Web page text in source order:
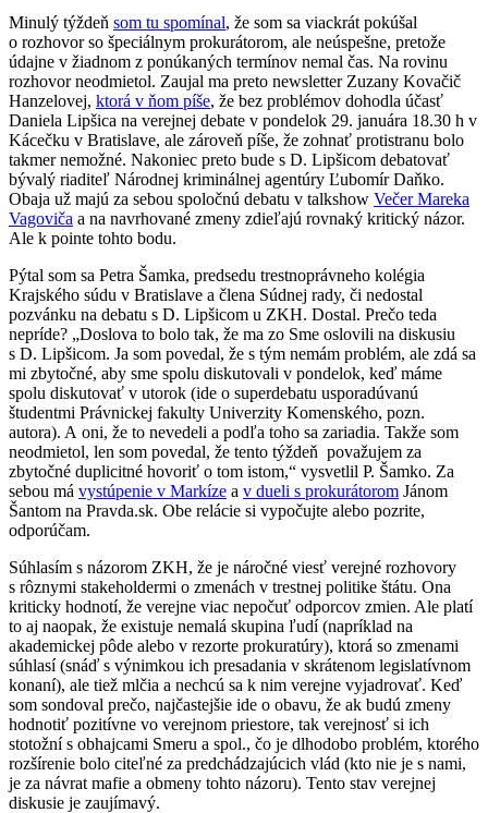
Minulý týždeň som tu spomínal, že som sa viackrát pokúšal
o rozhovor so špeciálnym prokurátorom, ale neúspešne, pretože
údajne v žiadnom z ponúkaných termínov nemal čas. Na rovinu
rozhovor neodmietol. Zaujal ma preto newsletter Zuzany Kovačič
Hanzelovej, ktorá v ňom píše, že bez problémov dohodla účasť
Daniela Lipšica na verejnej debate v pondelok 29. januára 18.30 h v
Kácečku v Bratislave, ale zároveň píše, že zohnať protistranu bolo
takmer nemožné. Nakoniec preto bude s D. Lipšicom debatovať
bývalý riaditeľ Národnej kriminálnej agentúry Ľubomír Daňko.
Obaja už majú za sebou spoločnú debatu v talkshow Večer Mareka
Vagoviča a na navrhované zmeny zdieľajú rovnaký kritický názor.
Ale k pointe tohto bodu.
Pýtal som sa Petra Šamka, predsedu trestnoprávneho kolégia
Krajského súdu v Bratislave a člena Súdnej rady, či nedostal
pozvánku na debatu s D. Lipšicom u ZKH. Dostal. Prečo teda
nepríde? „Doslova to bolo tak, že ma zo Sme oslovili na diskusiu
s D. Lipšicom. Ja som povedal, že s tým nemám problém, ale zdá sa
mi zbytočné, aby sme spolu diskutovali v pondelok, keď máme
spolu diskutovať v utorok (ide o superdebatu usporadúvanú
študentmi Právnickej fakulty Univerzity Komenského, pozn.
autora). A oni, že to nevedeli a podľa toho sa zariadia. Takže som
neodmietol, len som povedal, že tento týždeň považujem za
zbytočné duplicitné hovoriť o tom istom,“ vysvetlil P. Šamko. Za
sebou má vystúpenie v Markíze a v dueli s prokurátorom Jánom
Šantom na Pravda.sk. Obe relácie si vypočujte alebo pozrite,
odporúčam.
Súhlasím s názorom ZKH, že je náročné viesť verejné rozhovory
s rôznymi stakeholdermi o zmenách v trestnej politike štátu. Ona
kriticky hodnotí, že verejne viac nepočuť odporcov zmien. Ale platí
to aj naopak, že existuje nemalá skupina ľudí (napríklad na
akademickej pôde alebo v rezorte prokuratúry), ktorá so zmenami
súhlasí (snáď s výnimkou ich presadania v skrátenom legislatívnom
konaní), ale tiež mlčia a nechcú sa k nim verejne vyjadrovať. Keď
som sondoval prečo, najčastejšie ide o obavu, že ak budú zmeny
hodnotiť pozitívne vo verejnom priestore, tak verejnosť si ich
stotožní s obhajcami Smeru a spol., čo je dlhodobo problém, ktorého
rozšírenie bolo citeľné za predchádzajúcich vlád (kto nie je s nami,
je za návrat mafie a obmeny tohto názoru). Tento stav verejnej
diskusie je zaujímavý.